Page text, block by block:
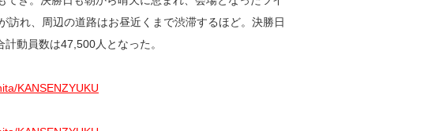
訪れ、周辺の道路はお昼近くまで渋滞するほど。決勝日
動員数は47,500人となった。